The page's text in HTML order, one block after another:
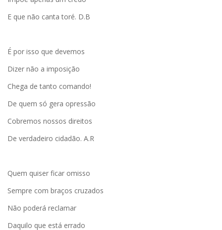
E que não canta toré. D.B
É por isso que devemos
Dizer não a imposição
Chega de tanto comando!
De quem só gera opressão
Cobremos nossos direitos
De verdadeiro cidadão. A.R
Quem quiser ficar omisso
Sempre com braços cruzados
Não poderá reclamar
Daquilo que está errado